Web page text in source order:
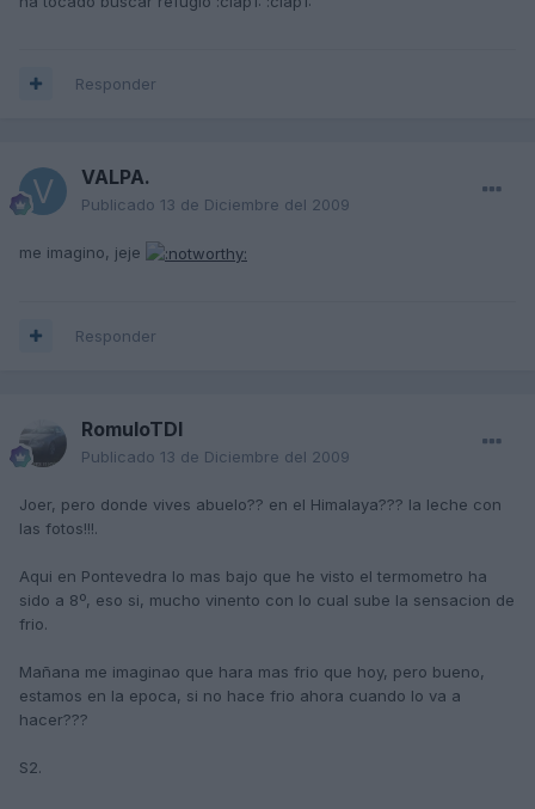
Responder
VALPA.
Publicado 13 de Diciembre del 2009
me imagino, jeje
Responder
RomuloTDI
Publicado 13 de Diciembre del 2009
Joer, pero donde vives abuelo?? en el Himalaya??? la leche con
las fotos!!!.
Aqui en Pontevedra lo mas bajo que he visto el termometro ha
sido a 8º, eso si, mucho vinento con lo cual sube la sensacion de
frio.
Mañana me imaginao que hara mas frio que hoy, pero bueno,
estamos en la epoca, si no hace frio ahora cuando lo va a
hacer???
S2.